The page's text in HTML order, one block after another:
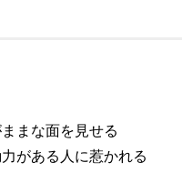
まな面を見せる
がある人に惹かれる